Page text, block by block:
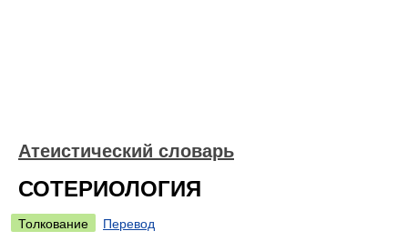
Атеистический словарь
СОТЕРИОЛОГИЯ
Толкование
Перевод